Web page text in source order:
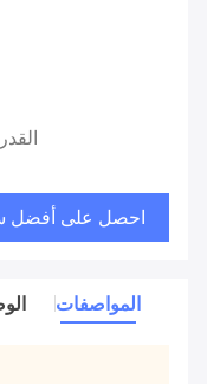
احصل على أفضل
المواصفات